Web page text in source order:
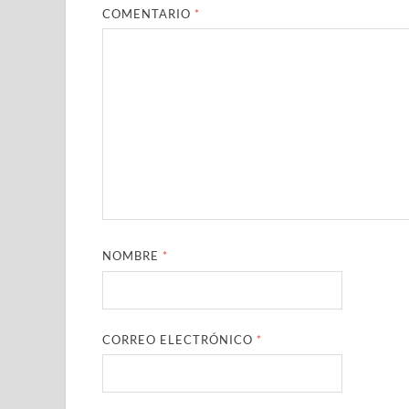
COMENTARIO *
NOMBRE *
CORREO ELECTRÓNICO *